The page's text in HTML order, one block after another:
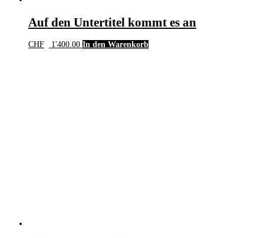
Auf den Untertitel kommt es an
CHF 1'400.00 In den Warenkorb